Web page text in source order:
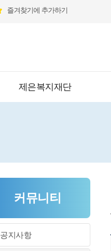
즐겨찾기에 추가하기
제은복지재단
커뮤니티
공지사항